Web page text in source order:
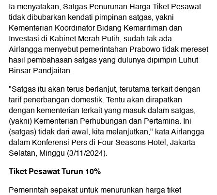
Ia menyatakan, Satgas Penurunan Harga Tiket Pesawat
tidak dibubarkan kendati pimpinan satgas, yakni
Kementerian Koordinator Bidang Kemaritiman dan
Investasi di Kabinet Merah Putih, sudah tak ada.
Airlangga menyebut pemerintahan Prabowo tidak mereset
hasil pembahasan satgas yang dulunya dipimpin Luhut
Binsar Pandjaitan.
"Satgas itu akan terus berlanjut, terutama terkait dengan
tarif penerbangan domestik. Tentu akan dirapatkan
dengan kementerian terkait yang masuk dalam satgas,
(yakni) Kementerian Perhubungan dan Pertamina. Ini
(satgas) tidak dari awal, kita melanjutkan," kata Airlangga
dalam Konferensi Pers di Four Seasons Hotel, Jakarta
Selatan, Minggu (3/11/2024).
Tiket Pesawat Turun 10%
Pemerintah sepakat untuk menurunkan harga tiket